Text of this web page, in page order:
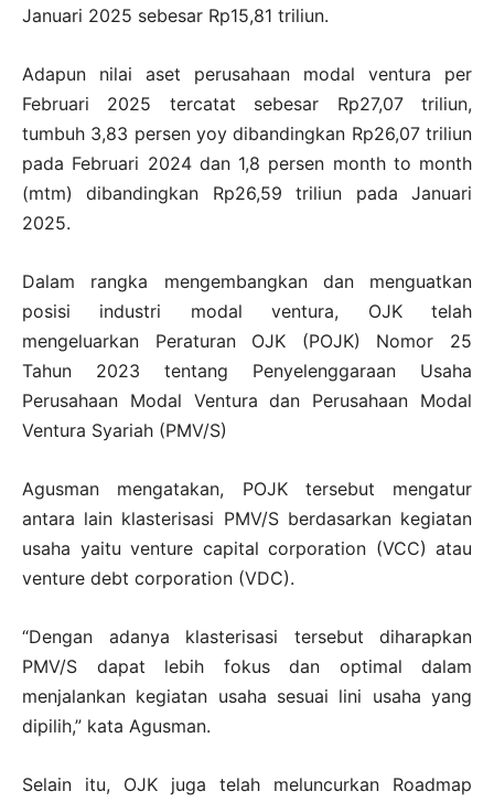
Januari 2025 sebesar Rp15,81 triliun.
Adapun nilai aset perusahaan modal ventura per
Februari 2025 tercatat sebesar Rp27,07 triliun,
tumbuh 3,83 persen yoy dibandingkan Rp26,07 triliun
pada Februari 2024 dan 1,8 persen month to month
(mtm) dibandingkan Rp26,59 triliun pada Januari
2025.
Dalam rangka mengembangkan dan menguatkan
posisi industri modal ventura, OJK telah
mengeluarkan Peraturan OJK (POJK) Nomor 25
Tahun 2023 tentang Penyelenggaraan Usaha
Perusahaan Modal Ventura dan Perusahaan Modal
Ventura Syariah (PMV/S)
Agusman mengatakan, POJK tersebut mengatur
antara lain klasterisasi PMV/S berdasarkan kegiatan
usaha yaitu venture capital corporation (VCC) atau
venture debt corporation (VDC).
“Dengan adanya klasterisasi tersebut diharapkan
PMV/S dapat lebih fokus dan optimal dalam
menjalankan kegiatan usaha sesuai lini usaha yang
dipilih,” kata Agusman.
Selain itu, OJK juga telah meluncurkan Roadmap